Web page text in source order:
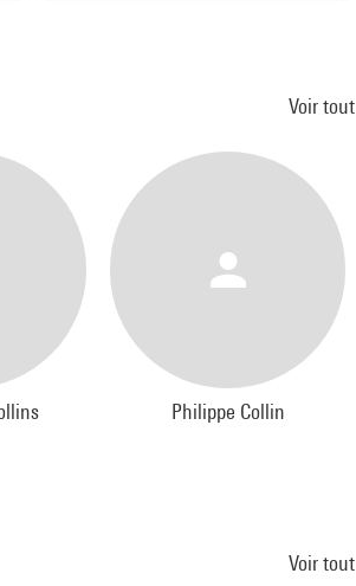
Voir tout
Philippe Collin
Voir tout